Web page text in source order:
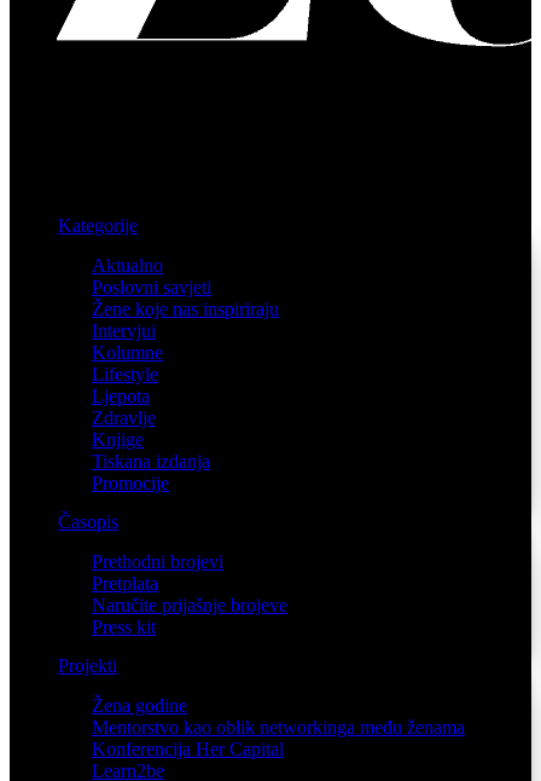
Kategorije
Aktualno
Poslovni savjeti
Žene koje nas inspiriraju
Intervjui
Kolumne
Lifestyle
Ljepota
Zdravlje
Knjige
Tiskana izdanja
Promocije
Časopis
Prethodni brojevi
Pretplata
Naručite prijašnje brojeve
Press kit
Projekti
Žena godine
Mentorstvo kao oblik networkinga među ženama
Konferencija Her Capital
Learn2be